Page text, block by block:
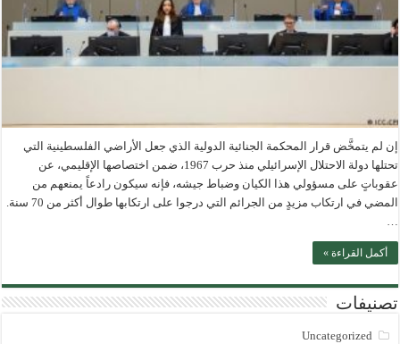
إن لم يتمخَّض قرار المحكمة الجنائية الدولية الذي جعل الأراضي الفلسطينية التي
تحتلها دولة الاحتلال الإسرائيلي منذ حرب 1967، ضمن اختصاصها الإقليمي، عن
عقوباتٍ على مسؤولي هذا الكيان وضباط جيشه، فإنه سيكون رادعاً يمنعهم من
المضي في ارتكاب مزيدٍ من الجرائم التي درجوا على ارتكابها طوال أكثر من 70 سنة.
…
أكمل القراءة »
تصنيفات
Uncategorized